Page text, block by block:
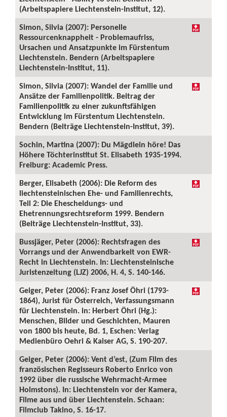
(Arbeitspapiere Liechtenstein-Institut, 12).
Simon, Silvia (2007): Personelle
Ressourcenknappheit - Problemaufriss,
Ursachen und Ansatzpunkte im Fürstentum
Liechtenstein. Bendern (Arbeitspapiere
Liechtenstein-Institut, 11).
Simon, Silvia (2007): Wandel der Familie und
Ansätze der Familienpolitik. Beitrag der
Familienpolitik zu einer zukunftsfähigen
Entwicklung im Fürstentum Liechtenstein.
Bendern (Beiträge Liechtenstein-Institut, 39).
Sochin, Martina (2007): Du Mägdlein höre! Das
Höhere Töchterinstitut St. Elisabeth 1935-1994.
Freiburg: Academic Press.
Berger, Elisabeth (2006): Die Reform des
liechtensteinischen Ehe- und Familienrechts,
Teil 2: Die Ehescheidungs- und
Ehetrennungsrechtsreform 1999. Bendern
(Beiträge Liechtenstein-Institut, 33).
Bussjäger, Peter (2006): Rechtsfragen des
Vorrangs und der Anwendbarkeit von EWR-
Recht in Liechtenstein. In: Liechtensteinische
Juristenzeitung (LJZ) 2006, H. 4, S. 140-146.
Geiger, Peter (2006): Franz Josef Öhri (1793-
1864), Jurist für Österreich, Verfassungsmann
für Liechtenstein. in: Herbert Öhri (Hg.):
Menschen, Bilder und Geschichten, Mauren
von 1800 bis heute, Bd. 1, Eschen: Verlag
Medienbüro Oehri & Kaiser AG, S. 190-207.
Geiger, Peter (2006): Vent d’est, (Zum Film des
französischen Regisseurs Roberto Enrico von
1992 über die russische Wehrmacht-Armee
Holmstons). In: Liechtenstein vor der Kamera,
Filme aus und über Liechtenstein. Schaan:
Filmclub Takino, S. 16-17.